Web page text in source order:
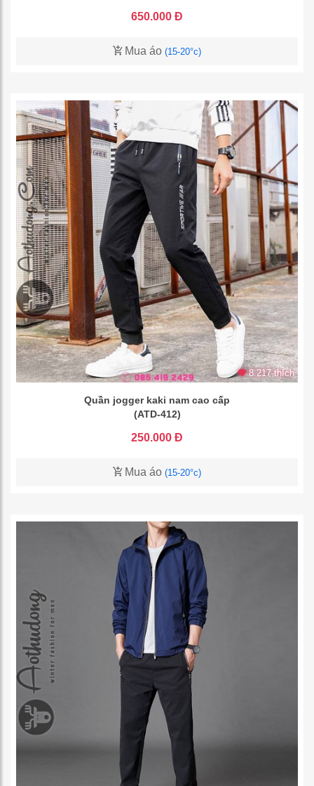
650.000 Đ
Mua áo (15-20°c)
8.217 thích
Quần jogger kaki nam cao cấp
(ATD-412)
250.000 Đ
Mua áo (15-20°c)